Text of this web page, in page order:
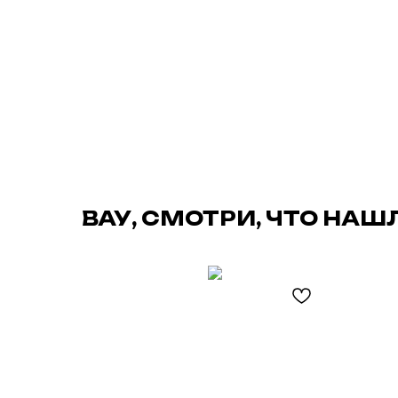
ВАУ, СМОТРИ, ЧТО